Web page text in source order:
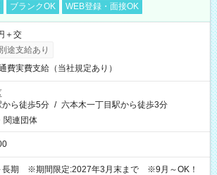
ブランクOK WEB登録・面接OK
＋交
途支給あり
費実費支給（当社規定あり）
ら徒歩5分 / 六本木一丁目駅から徒歩3分
関連団体
長期 ※期間限定:2027年3月末まで ※9月～OK！